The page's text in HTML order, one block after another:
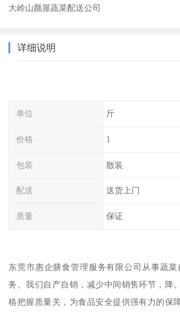
大岭山颜屋蔬菜配送公司
详细说明
单位 斤
价格 1
包装 散装
配送 送货上门
质量 保证
东莞市惠企膳食管理服务有限公司从事蔬
务。我们自产自销，减少中间销售环节，降
格把握质量关，为食品安全提供强有力的保